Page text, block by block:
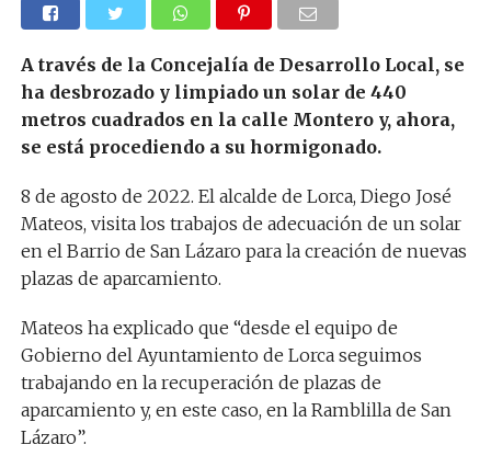
A través de la Concejalía de Desarrollo Local, se
ha desbrozado y limpiado un solar de 440
metros cuadrados en la calle Montero y, ahora,
se está procediendo a su hormigonado.
8 de agosto de 2022. El alcalde de Lorca, Diego José
Mateos, visita los trabajos de adecuación de un solar
en el Barrio de San Lázaro para la creación de nuevas
plazas de aparcamiento.
Mateos ha explicado que “desde el equipo de
Gobierno del Ayuntamiento de Lorca seguimos
trabajando en la recuperación de plazas de
aparcamiento y, en este caso, en la Ramblilla de San
Lázaro”.